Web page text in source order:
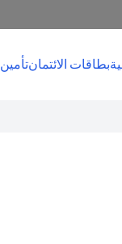
بطاقات الائتمانتأمين